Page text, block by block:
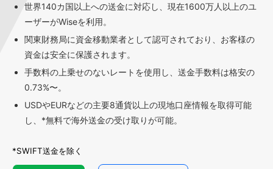
世界140カ国以上への送金に対応し、現在1600万人以上のユ
ーザーがWiseを利用。
関東財務局に資金移動業者として認可されており、お客様の
資金は安全に保護されます。
手数料の上乗せのないレートを使用し、送金手数料は格安の
0.73%〜。
USDやEURなどの主要8通貨以上の現地口座情報を取得可能
し、*無料で海外送金の受け取りが可能。
*SWIFT送金を除く